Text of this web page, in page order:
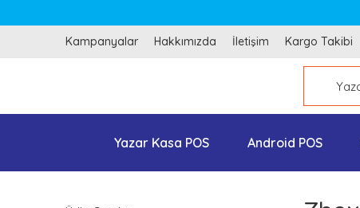
Kampanyalar Hakkımızda İletişim Kargo Takibi
Yazar Kasa POS Android POS